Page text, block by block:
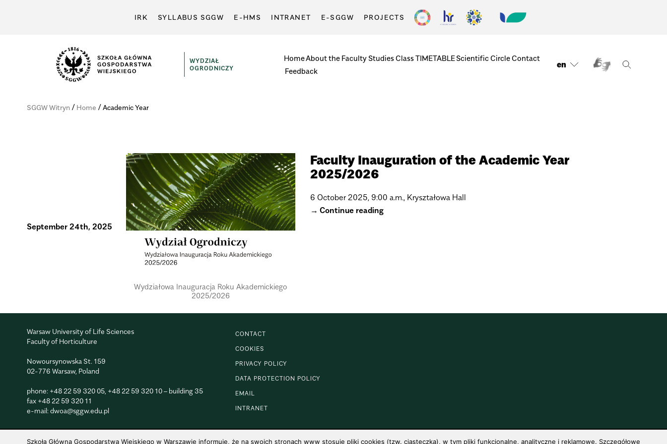
IRK SYLLABUS SGGW E-HMS INTRANET E-SGGW PROJECTS
WYDZIAŁ
OGRODNICZY
HomeAbout the Faculty StudiesClass TIMETABLEScientific CircleContact
Feedback
en
SGGW Witryn/ Home /Academic Year
September 24th, 2025
Wydzia­łowa Inau­gu­ra­cja Roku Aka­de­mic­kiego
2025/2026
Faculty Inauguration of the Academic Year
2025/2026
6 October 2025, 9:00 a.m., Kryształowa Hall
Continue reading
Warsaw University of Life Sciences
Faculty of Horticulture
Nowoursynowska St. 159
02-776 Warsaw, Poland
phone: +48 22 59 320 05, +48 22 59 320 10– building 35
fax +48 22 59 320 11
e-mail: dwoa@sggw.edu.pl
CONTACT
COOKIES
PRIVACY POLICY
DATA PROTECTION POLICY
EMAIL
INTRANET
Szkoła Główna Gospodarstwa Wiejskiego w Warszawie informuje, że na swoich stronach www stosuje pliki cookies (tzw. ciasteczka), w tym pliki funkcjonalne, analityczne i reklamowe. Szczegółowe